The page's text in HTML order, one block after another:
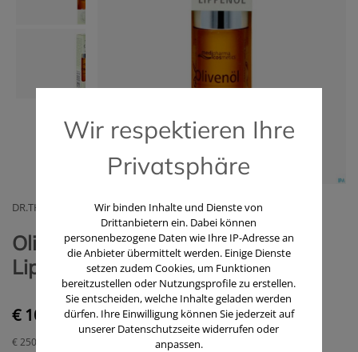
DR.THEISS NATURWAREN OESTERREICH GMBH
Olivenöl Medipharma Cosmetics
Lippenoel 4ml
€ 10,00
€ 250,00
Wir respektieren Ihre
Privatsphäre
Wir binden Inhalte und Dienste von
Drittanbietern ein. Dabei können
personenbezogene Daten wie Ihre IP-Adresse an
die Anbieter übermittelt werden. Einige Dienste
setzen zudem Cookies, um Funktionen
bereitzustellen oder Nutzungsprofile zu erstellen.
Sie entscheiden, welche Inhalte geladen werden
dürfen. Ihre Einwilligung können Sie jederzeit auf
unserer Datenschutzseite widerrufen oder
anpassen.